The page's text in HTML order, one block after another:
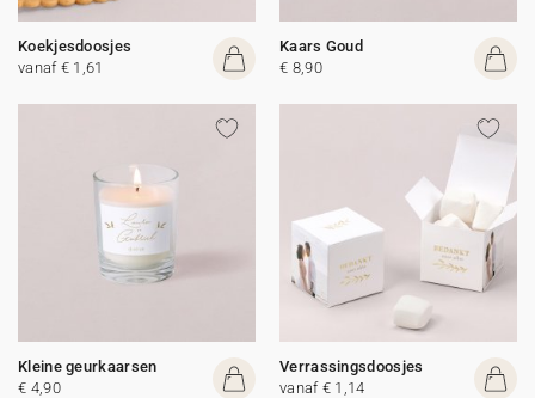
Koekjesdoosjes
vanaf € 1,61
Kaars Goud
€ 8,90
Kleine geurkaarsen
€ 4,90
Verrassingsdoosjes
vanaf € 1,14